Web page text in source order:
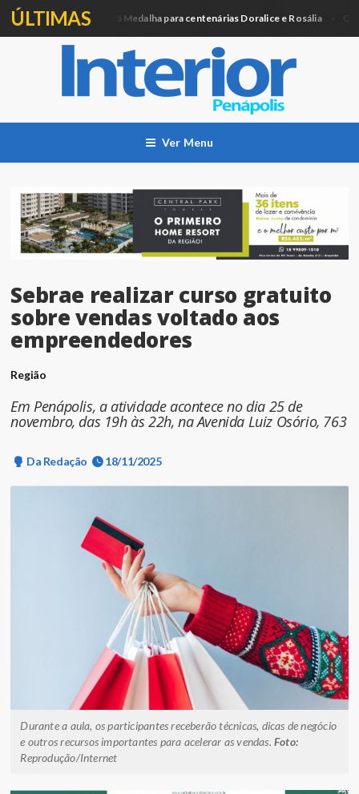
ÚLTIMAS
Câmara entregará Medalha para centenárias Doralice e Rosália Cidade
Ver Menu
Sebrae realizar curso gratuito
sobre vendas voltado aos
empreendedores
Região
Em Penápolis, a atividade acontece no dia 25 de
novembro, das 19h às 22h, na Avenida Luiz Osório, 763
Da Redação 18/11/2025
Durante a aula, os participantes receberão técnicas, dicas de negócio
e outros recursos importantes para acelerar as vendas. Foto:
Reprodução/Internet